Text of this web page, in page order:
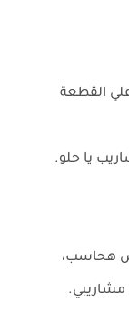
القطعة
يا حلو.
هحاسب،